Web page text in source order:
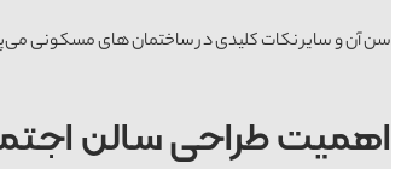
سن آن و سایر نکات کلیدی در ساختمان های مسکونی
اهمیت طراحی سالن